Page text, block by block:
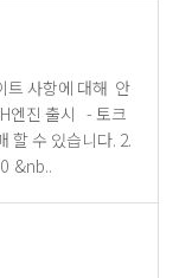
ACL-63 FA엔진 출시 - 토크 +44 , 무게 -30 &nb..